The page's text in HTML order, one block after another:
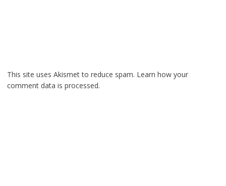
This site uses Akismet to reduce spam. Learn how your
comment data is processed.